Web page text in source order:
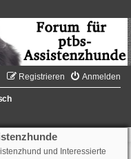
Anmelden
Registrieren
und Interessierte